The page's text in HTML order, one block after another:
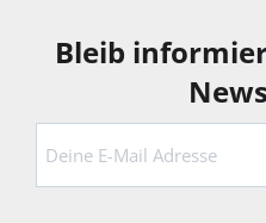
Bleib